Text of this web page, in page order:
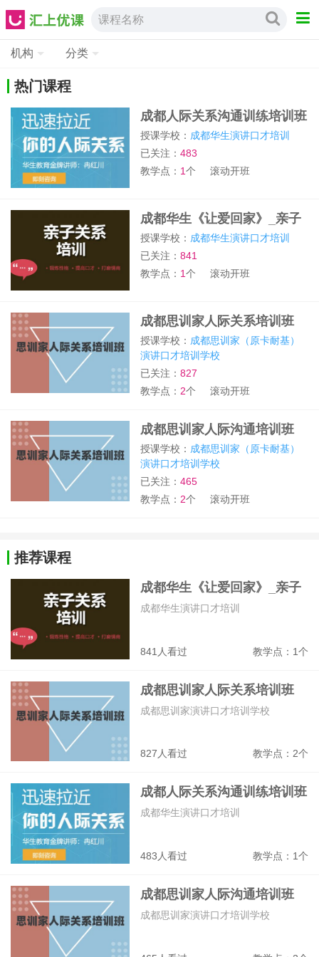
课程名称
机构 分类
热门课程
成都人际关系沟通训练培训班
授课学校： 成都华生演讲口才培训
已关注：483
教学点： 1个 滚动开班
成都华生《让爱回家》_亲子
关系培训课程
授课学校： 成都华生演讲口才培训
已关注：841
教学点： 1个 滚动开班
成都思训家人际关系培训班
授课学校： 成都思训家（原卡耐基）
演讲口才培训学校
已关注：827
教学点： 2个 滚动开班
成都思训家人际沟通培训班
授课学校： 成都思训家（原卡耐基）
演讲口才培训学校
已关注：465
教学点： 2个 滚动开班
推荐课程
成都华生《让爱回家》_亲子
关系培训课程
841人看过 教学点：1个
成都华生演讲口才培训
成都思训家人际关系培训班
827人看过 教学点：2个
成都思训家演讲口才培训学校
成都人际关系沟通训练培训班
483人看过 教学点：1个
成都华生演讲口才培训
成都思训家人际沟通培训班
成都思训家演讲口才培训学校